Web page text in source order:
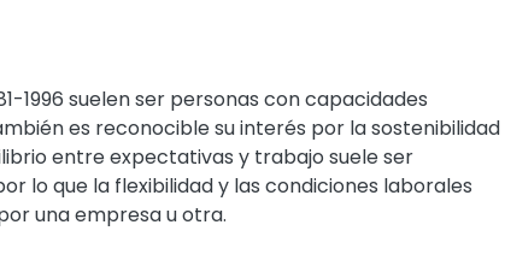
1996 suelen ser personas con capacidades
es reconocible su interés por la sostenibilidad
entre expectativas y trabajo suele ser
lo que la flexibilidad y las condiciones laborales
una empresa u otra.